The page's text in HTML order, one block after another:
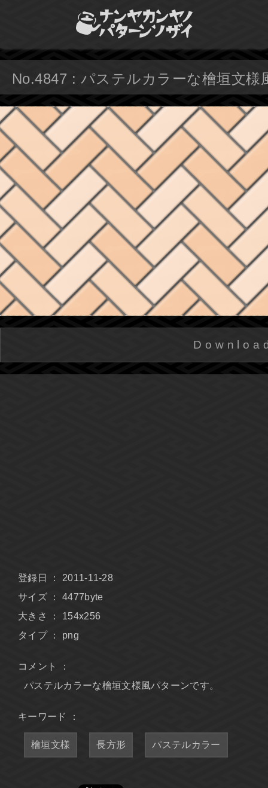
No.4847 : パステルカラーな檜垣文様
登録日 ： 2011-11-28
サイズ ： 4477byte
大きさ ： 154x256
タイプ ： png
コメント ：
パステルカラーな檜垣文様風パターンです。
キーワード ：
檜垣文様 長方形 パステルカラー